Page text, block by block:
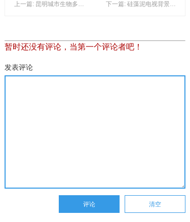
上一篇: 昆明城市生物多样性保护规划：以西山为核心建植保区 下一篇: 硅藻泥电视背景墙好不好 硅藻泥电视背景墙的优缺点
暂时还没有评论，当第一个评论者吧！
发表评论